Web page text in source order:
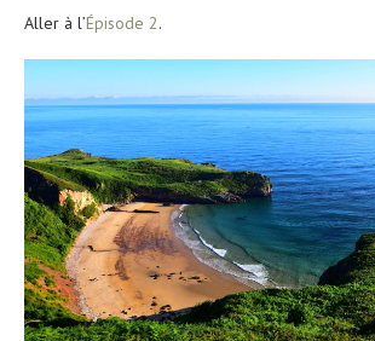
Aller à l’Épisode 2.